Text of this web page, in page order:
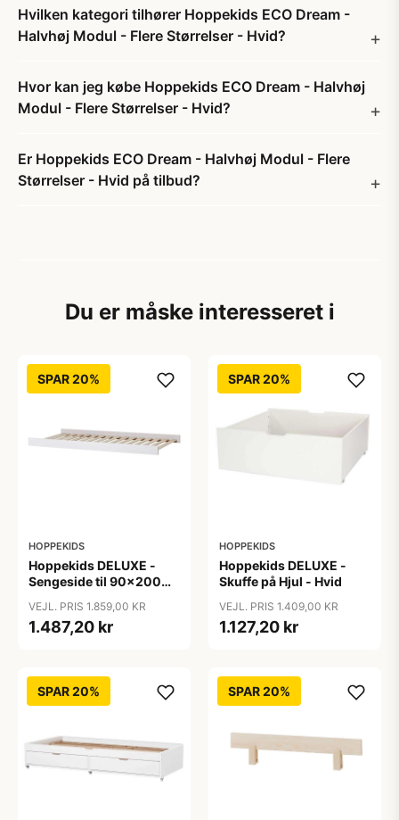
Hvilken kategori tilhører Hoppekids ECO Dream -
Halvhøj Modul - Flere Størrelser - Hvid?
Hvor kan jeg købe Hoppekids ECO Dream - Halvhøj
Modul - Flere Størrelser - Hvid?
Er Hoppekids ECO Dream - Halvhøj Modul - Flere
Størrelser - Hvid på tilbud?
Du er måske interesseret i
SPAR 20%
HOPPEKIDS
Hoppekids DELUXE -
Sengeside til 90x200
VEJL. PRIS 1.859,00 KR
1.487,20 kr
SPAR 20%
HOPPEKIDS
Hoppekids DELUXE -
Skuffe på Hjul - Hvid
VEJL. PRIS 1.409,00 KR
1.127,20 kr
SPAR 20% SPAR 20%